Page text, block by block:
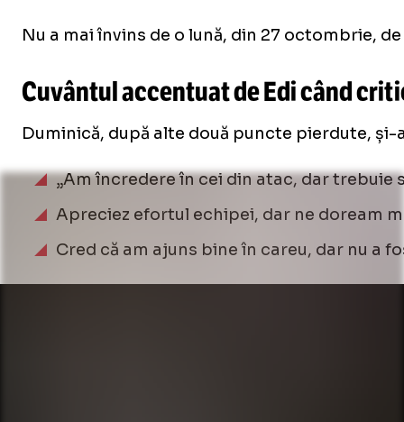
Nu a mai învins de o lună, din 27 octombrie,
Cuvântul accentuat de Edi când
Duminică, după alte două puncte pierdute,
„Am încredere în cei din atac, dar trebuie
Apreciez efortul echipei, dar ne doream
Cred că am ajuns bine în careu, dar nu a